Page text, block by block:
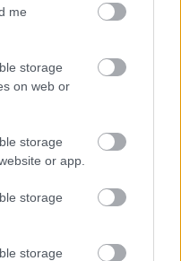
me
storage
on web or
storage
or app.
storage
storage
holnap délig
mindenkinek. Ezek a
a Steam
könyvtára van), de a
a Valve platformján is,
oda. Ott sajnos nem
velük az ottani